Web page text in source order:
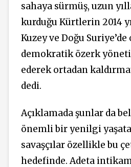
sahaya sürmüş, uzun
kurduğu Kürtlerin 2014
Kuzey ve Doğu
demokratik özerk
ederek ortadan
dedi.
Açıklamada şunlar da
önemli bir yenilgi
savaşçılar özellikle bu
hedefinde. Adeta